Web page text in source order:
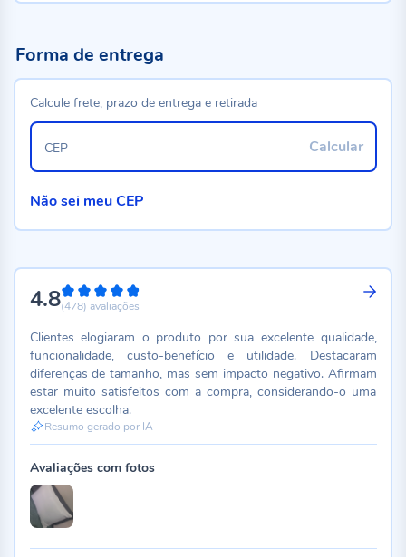
4.896%
(478) avaliações
Clientes elogiaram o produto por sua excelente qualidade,
funcionalidade, custo-benefício e utilidade. Destacaram
diferenças de tamanho, mas sem impacto negativo. Afirmam
estar muito satisfeitos com a compra, considerando-o uma
excelente escolha.
Resumo gerado por IA
Avaliações com fotos
Forma de entrega
Calcule frete, prazo de entrega e retirada
Calcular
CEP
Não sei meu CEP